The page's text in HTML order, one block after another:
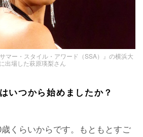
マー・スタイル・アワード（SSA）』の横浜大
出場した萩原瑛梨さん
つから始めましたか？
くらいからです。もともとすご